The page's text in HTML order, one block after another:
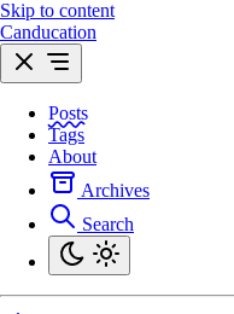
Skip to content
Canducation
Posts
Tags
About
Archives
Search